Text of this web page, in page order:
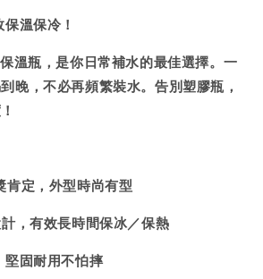
溫保冷！
溫瓶，是你日常補水的最佳選擇。一
晚，不必再頻繁裝水。告別塑膠瓶，
肯定，外型時尚有型
，有效長時間保冰／保熱
堅固耐用不怕摔